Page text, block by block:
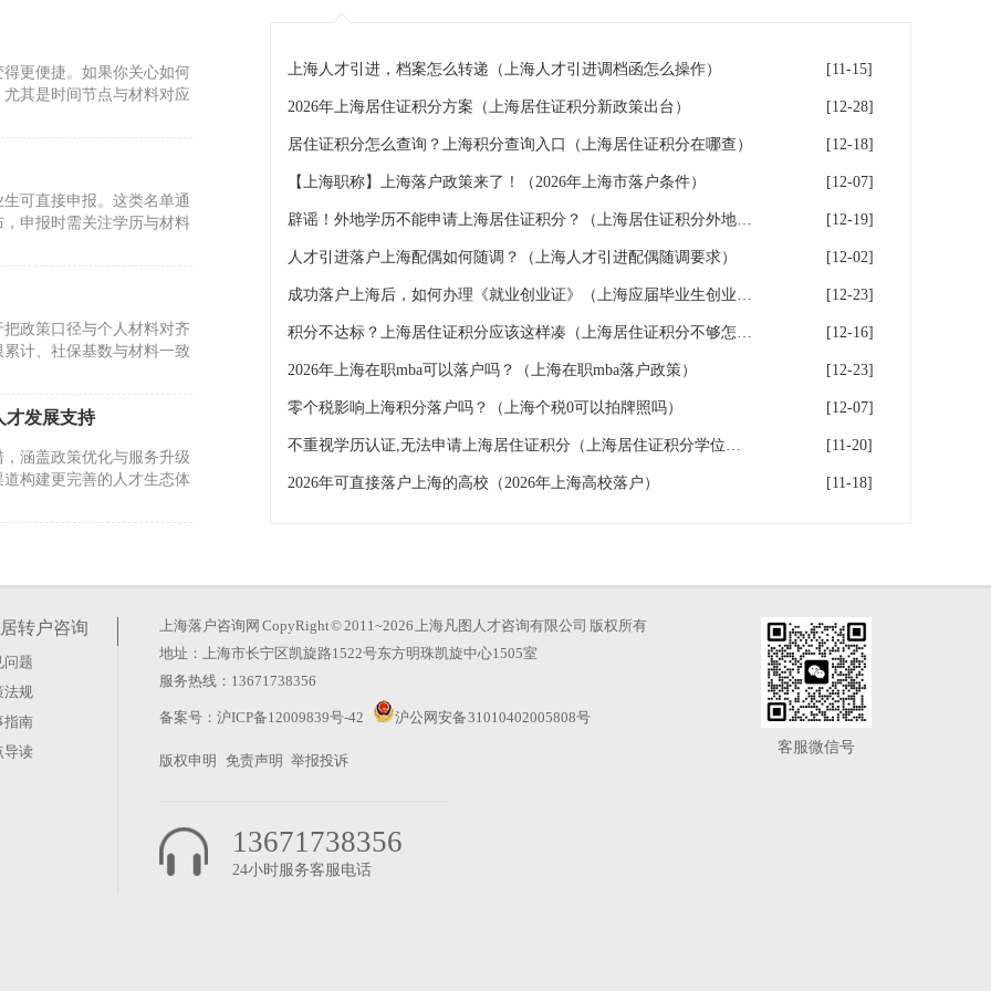
更便捷。如果你关心如何
其是时间节点与材料对应
可直接申报。这类名单通
申报时需关注学历与材料
政策口径与个人材料对齐
计、社保基数与材料一致
才发展支持
涵盖政策优化与服务升级
构建更完善的人才生态体
径。如果你已持有《上海
现有条件是否满足要求？
上海人才引进，档案怎么转递（上海人才引进调档函怎么操作） [11-15]
2026年上海居住证积分方案（上海居住证积分新政策出台） [12-28]
居住证积分怎么查询？上海积分查询入口（上海居住证积分在哪查） [12-18]
【上海职称】上海落户政策来了！（2026年上海市落户条件） [12-07]
辟谣！外地学历不能申请上海居住证积分？（上海居住证积分外地大专可以吗） [12-19]
人才引进落户上海配偶如何随调？（上海人才引进配偶随调要求） [12-02]
成功落户上海后，如何办理《就业创业证》（上海应届毕业生创业落户） [12-23]
积分不达标？上海居住证积分应该这样凑（上海居住证积分不够怎么办） [12-16]
2026年上海在职mba可以落户吗？（上海在职mba落户政策） [12-23]
零个税影响上海积分落户吗？（上海个税0可以拍牌照吗） [12-07]
不重视学历认证,无法申请上海居住证积分（上海居住证积分学位认证） [11-20]
2026年可直接落户上海的高校（2026年上海高校落户） [11-18]
转户咨询
问题
法规
指南
导读
上海落户咨询网 CopyRight © 2011~2026 上海凡图人才咨询有限公司 版权所有
地址：上海市长宁区凯旋路1522号东方明珠凯旋中心1505室
服务热线：13671738356
备案号： 沪ICP备12009839号-42 沪公网安备 31010402005808号
版权申明 免责声明 举报投诉
13671738356
24小时服务客服电话
客服微信号